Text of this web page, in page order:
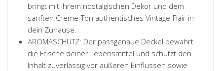
bringt mit ihrem nostalgischen Dekor und dem
sanften Creme-Ton authentisches Vintage-Flair in
dein Zuhause.
AROMASCHUTZ: Der passgenaue Deckel bewahrt
die Frische deiner Lebensmittel und schützt den
Inhalt zuverlässig vor äußeren Einflüssen sowie